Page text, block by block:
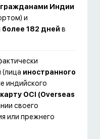
Индии
и
более 182 дней в
иностранного
индийского
карту OCI (Overseas
своего
или прежнего